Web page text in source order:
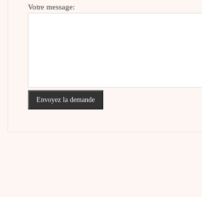
Votre message:
Envoyez la demande